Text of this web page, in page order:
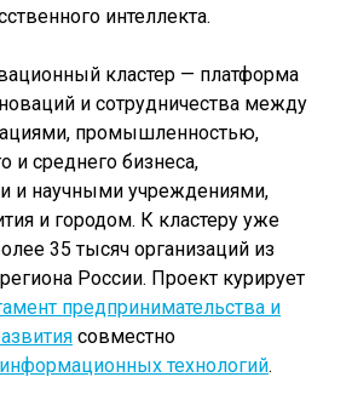
интеллекта.
кластер — платформа
и сотрудничества между
промышленностью,
и среднего бизнеса,
и научными учреждениями,
и городом. К кластеру уже
35 тысяч организаций из
России. Проект курирует
предпринимательства и
совместно
технологий.